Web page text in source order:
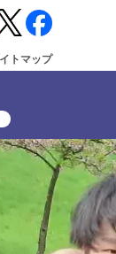
トマップ